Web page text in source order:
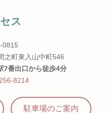
ス
0815
之町東入山中町546
7番出口から徒歩4分
8214
駐車場のご案内